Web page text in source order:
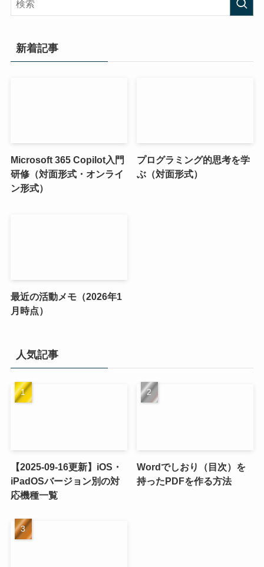
新着記事
Microsoft 365 Copilot入門
研修（対面形式・オンライ
ン形式）
プログラミング的思考を学
ぶ（対面形式）
最近の活動メモ（2026年1
月時点）
人気記事
【2025-09-16更新】iOS・
iPadOSバージョン別の対
応機種一覧
Wordでしおり（目次）を
持ったPDFを作る方法